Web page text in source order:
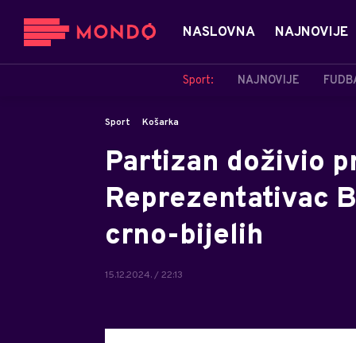
NASLOVNA NAJNOVIJE
Sport: NAJNOVIJE
Sport Košarka
Partizan doživio
Reprezentativac
crno-bijelih
15.12.2024. / 22:13